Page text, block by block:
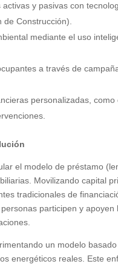
y pasivas con
Construcción).
mediante el uso
a través de
personalizadas,
el modelo de préstamo
Movilizando capital
tradicionales de
participen y
un modelo
energéticos reales. Este